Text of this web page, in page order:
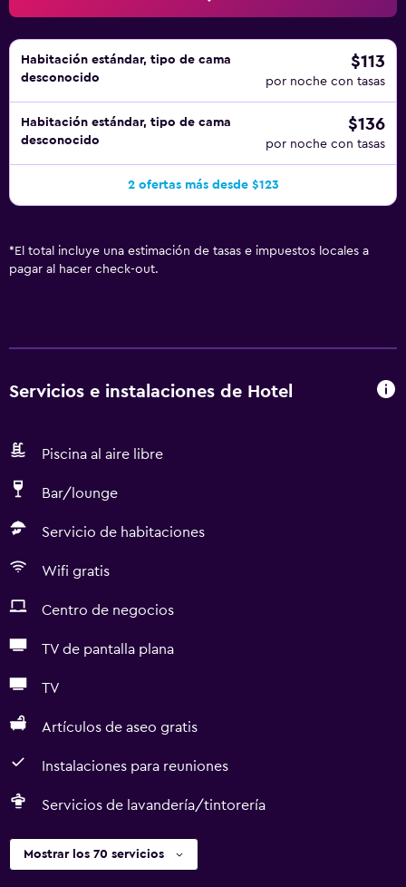
Habitación estándar, tipo de cama
desconocido
$113
por noche con tasas
Habitación estándar, tipo de cama
desconocido
$136
por noche con tasas
2 ofertas más desde $123
* El total incluye una estimación de tasas e impuestos locales a
pagar al hacer check-out.
Servicios e instalaciones de Hotel
Piscina al aire libre
Bar/lounge
Servicio de habitaciones
Wifi gratis
Centro de negocios
TV de pantalla plana
TV
Artículos de aseo gratis
Instalaciones para reuniones
Servicios de lavandería/tintorería
Mostrar los 70 servicios